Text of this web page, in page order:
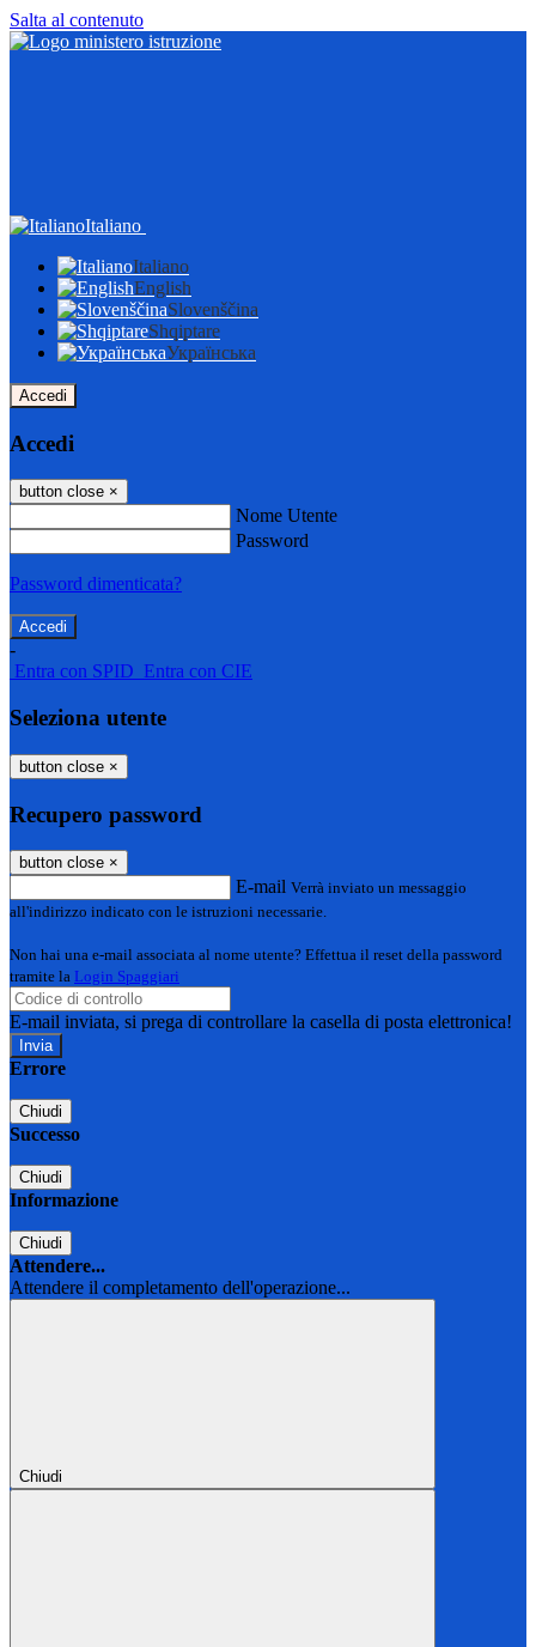
Salta al contenuto
Italiano
Italiano
English
Slovenščina
Shqiptare
Українська
Accedi
Accedi
button close ×
Nome Utente
Password
Password dimenticata?
-
Entra con SPID Entra con CIE
Seleziona utente
button close ×
Recupero password
button close ×
E-mail Verrà inviato un messaggio
all'indirizzo indicato con le istruzioni necessarie.
Non hai una e-mail associata al nome utente? Effettua il reset della password
tramite la Login Spaggiari
E-mail inviata, si prega di controllare la casella di posta elettronica!
Errore
Chiudi
Successo
Chiudi
Informazione
Chiudi
Attendere...
Attendere il completamento dell'operazione...
Chiudi